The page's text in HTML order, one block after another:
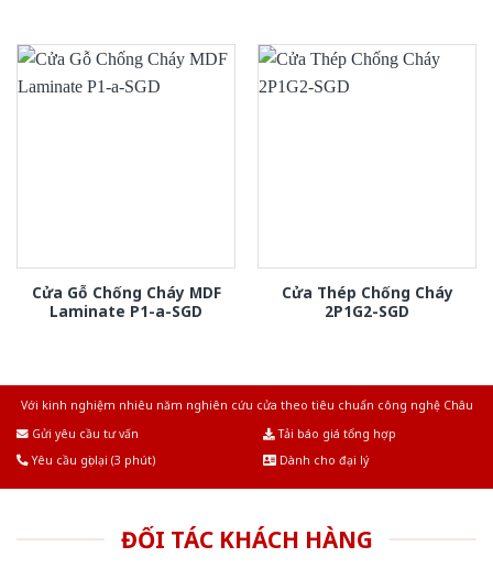
Cửa Gỗ Chống Cháy MDF
Laminate P1-a-SGD
Cửa Thép Chống Cháy
2P1G2-SGD
Với kinh nghiệm nhiêu năm nghiên cứu cửa theo tiêu chuẩn công nghệ Châu
Gửi yêu cầu tư vấn
Tải báo giá tổng hợp
Yêu cầu gọi lại (3 phút)
Dành cho đại lý
ĐỐI TÁC KHÁCH HÀNG